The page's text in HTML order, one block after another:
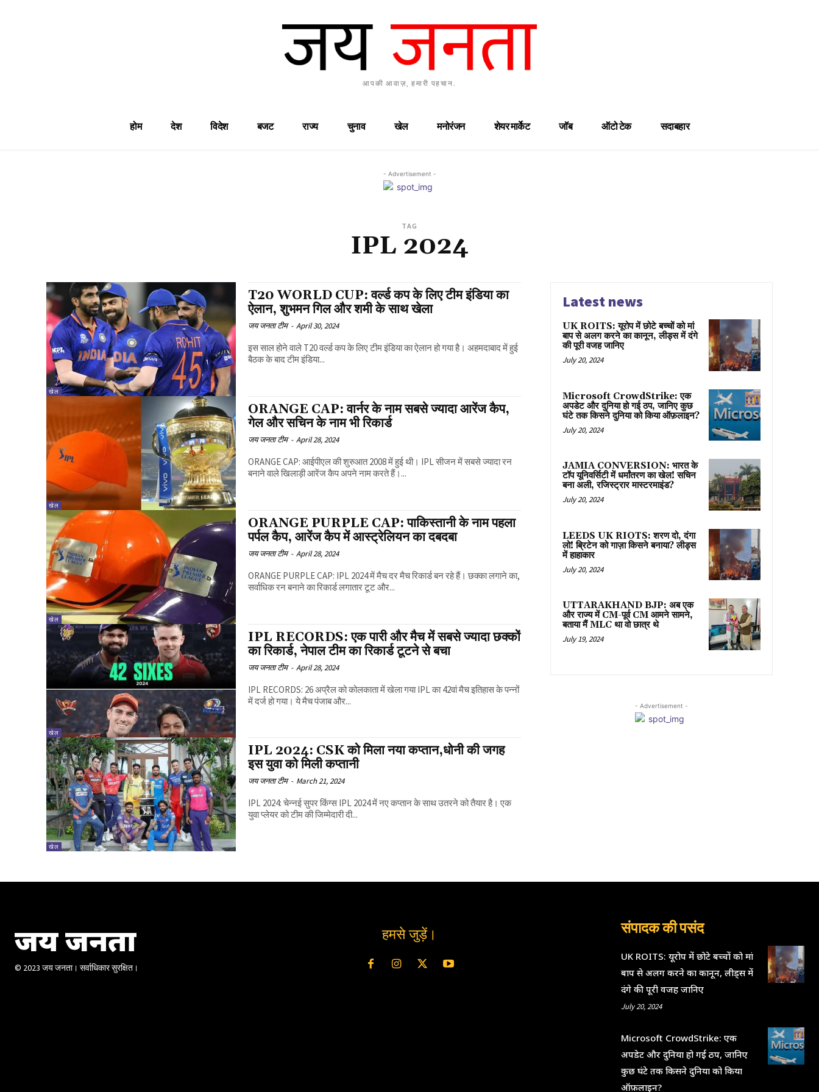
आपकी आवाज़, हमारी पहचान.
होम देश विदेश बजट राज्य चुनाव खेल मनोरंजन शेयर मार्केट जॉब ऑटो टेक सदाबहार
- Advertisement -
TAG
IPL 2024
खेल
T20 WORLD CUP: वर्ल्ड कप के लिए टीम इंडिया का
ऐलान, शुभमन गिल और शमी के साथ खेला
जय जनता टीम - April 30, 2024
इस साल होने वाले T20 वर्ल्ड कप के लिए टीम इंडिया का ऐलान हो गया है। अहमदाबाद में हुई
बैठक के बाद टीम इंडिया...
खेल
ORANGE CAP: वार्नर के नाम सबसे ज्यादा आरेंज कैप,
गेल और सचिन के नाम भी रिकार्ड
जय जनता टीम - April 28, 2024
ORANGE CAP: आईपीएल की शुरुआत 2008 में हुई थी। IPL सीजन में सबसे ज्यादा रन
बनाने वाले खिलाड़ी आरेंज कैप अपने नाम करते हैं।...
खेल
ORANGE PURPLE CAP: पाकिस्तानी के नाम पहला
पर्पल कैप, आरेंज कैप में आस्ट्रेलियन का दबदबा
जय जनता टीम - April 28, 2024
ORANGE PURPLE CAP: IPL 2024 में मैच दर मैच रिकार्ड बन रहे हैं। छक्का लगाने का,
सर्वाधिक रन बनाने का रिकार्ड लगातार टूट और...
खेल
IPL RECORDS: एक पारी और मैच में सबसे ज्यादा छक्कों
का रिकार्ड, नेपाल टीम का रिकार्ड टूटने से बचा
जय जनता टीम - April 28, 2024
IPL RECORDS: 26 अप्रैल को कोलकाता में खेला गया IPL का 42वां मैच इतिहास के पन्नों
में दर्ज हो गया। ये मैच पंजाब और...
खेल
IPL 2024: CSK को मिला नया कप्तान,धोनी की जगह
इस युवा को मिली कप्तानी
जय जनता टीम - March 21, 2024
IPL 2024: चेन्नई सुपर किंग्स IPL 2024 में नए कप्तान के साथ उतरने को तैयार है। एक
युवा प्लेयर को टीम की जिम्मेदारी दी...
Latest news
UK ROITS: यूरोप में छोटे बच्चों को मां
बाप से अलग करने का कानून, लीड्स में दंगे
की पूरी वजह जानिए
July 20, 2024
Microsoft CrowdStrike: एक
अपडेट और दुनिया हो गई ठप, जानिए कुछ
घंटे तक किसने दुनिया को किया ऑफ़लाइन?
July 20, 2024
JAMIA CONVERSION: भारत के
टॉप यूनिवर्सिटी में धर्मांतरण का खेल! सचिन
बना अली, रजिस्ट्रार मास्टरमाइंड?
July 20, 2024
LEEDS UK RIOTS: शरण दो, दंगा
लो! ब्रिटेन को गाज़ा किसने बनाया? लीड्स
में हाहाकार
July 20, 2024
UTTARAKHAND BJP: अब एक
और राज्य में CM-पूर्व CM आमने सामने,
बताया मैं MLC था वो छात्र थे
July 19, 2024
- Advertisement -
जय जनता
© 2023 जय जनता। सर्वाधिकार सुरक्षित।
हमसे जुड़ें। संपादक की पसंद
UK ROITS: यूरोप में छोटे बच्चों को मां
बाप से अलग करने का कानून, लीड्स में
दंगे की पूरी वजह जानिए
July 20, 2024
Microsoft CrowdStrike: एक
अपडेट और दुनिया हो गई ठप, जानिए
कुछ घंटे तक किसने दुनिया को किया
ऑफ़लाइन?